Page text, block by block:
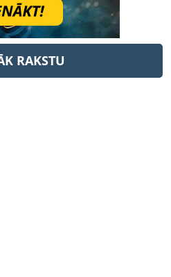
RAKSTU